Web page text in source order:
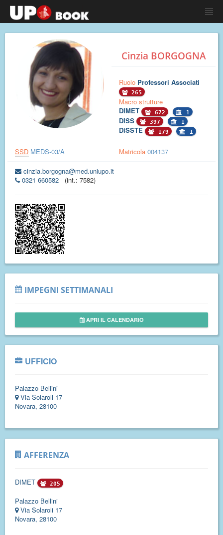
Cinzia BORGOGNA
Ruolo Professori Associati
265
Macro strutture
DIMET
672 1
DISS 397 1
DiSSTE 179 1
SSD MEDS-03/A Matricola 004137
cinzia.borgogna@med.uniupo.it
0321 660582
(int.: 7582)
IMPEGNI SETTIMANALI
APRI IL CALENDARIO
UFFICIO
Palazzo Bellini
Via Solaroli 17
Novara, 28100
AFFERENZA
DIMET 205
Palazzo Bellini
Via Solaroli 17
Novara, 28100